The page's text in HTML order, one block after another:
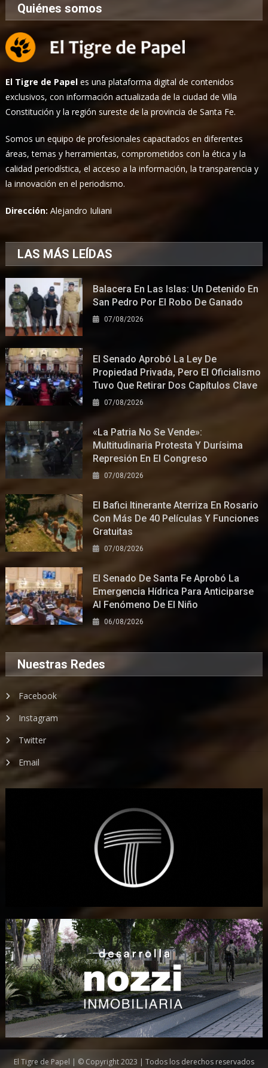
Quiénes somos
El Tigre de Papel es una plataforma digital de contenidos
exclusivos, con información actualizada de la ciudad de Villa
Constitución y la región sureste de la provincia de Santa Fe.
Somos un equipo de profesionales capacitados en diferentes
áreas, temas y herramientas, comprometidos con la ética y la
calidad periodística, el acceso a la información, la transparencia y
la innovación en el periodismo.
Dirección:Alejandro Iuliani
LAS MÁS LEÍDAS
Balacera En Las Islas: Un Detenido En
San Pedro Por El Robo De Ganado
07/08/2026
El Senado Aprobó La Ley De
Propiedad Privada, Pero El Oficialismo
Tuvo Que Retirar Dos Capítulos Clave
07/08/2026
«La Patria No Se Vende»:
Multitudinaria Protesta Y Durísima
Represión En El Congreso
07/08/2026
El Bafici Itinerante Aterriza En Rosario
Con Más De 40 Películas Y Funciones
Gratuitas
07/08/2026
El Senado De Santa Fe Aprobó La
Emergencia Hídrica Para Anticiparse
Al Fenómeno De El Niño
06/08/2026
Nuestras Redes
Facebook
Instagram
Twitter
Email
El Tigre de Papel | © Copyright 2023 | Todos los derechos reservados